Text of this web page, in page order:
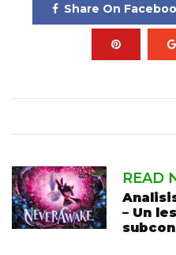
Share On
READ
– Un